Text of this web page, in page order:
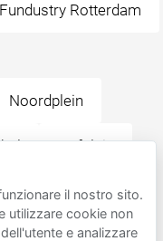
Fundustry Rotterdam
Noordplein
Hofplein
Rotterdam
il nostro sito.
utilizzare cookie non
e analizzare